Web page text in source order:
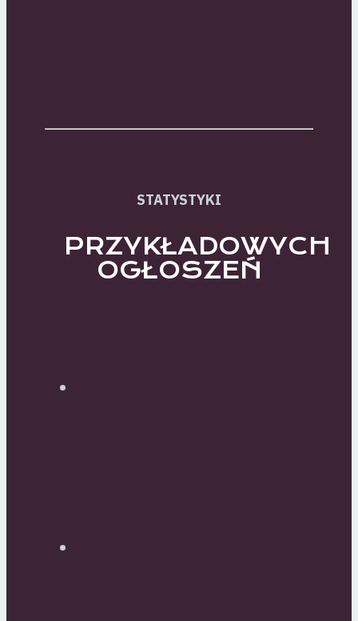
STATYSTYKI
PRZYKŁADOWYCH
OGŁOSZEŃ